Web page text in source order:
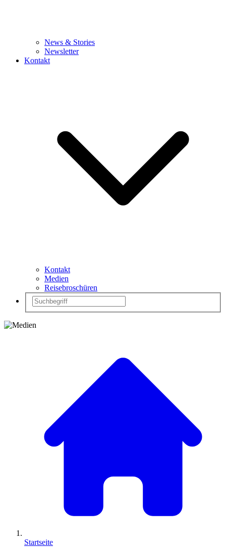
News & Stories
Newsletter
Kontakt
Kontakt
Medien
Reisebroschüren
Startseite